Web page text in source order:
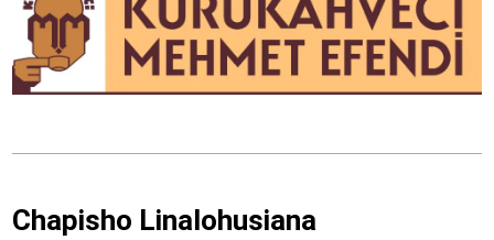
Chapisho Linalohusiana